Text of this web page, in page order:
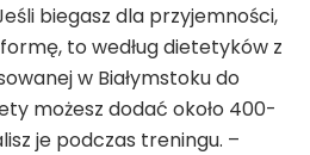
biegasz dla przyjemności,
to według dietetyków z
w Białymstoku do
możesz dodać około 400-
je podczas treningu. –